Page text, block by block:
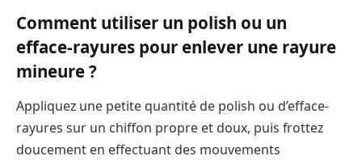
Comment utiliser un polish ou un
efface-rayures pour enlever une rayure
mineure ?
Appliquez une petite quantité de polish ou d’efface-
rayures sur un chiffon propre et doux, puis frottez
doucement en effectuant des mouvements